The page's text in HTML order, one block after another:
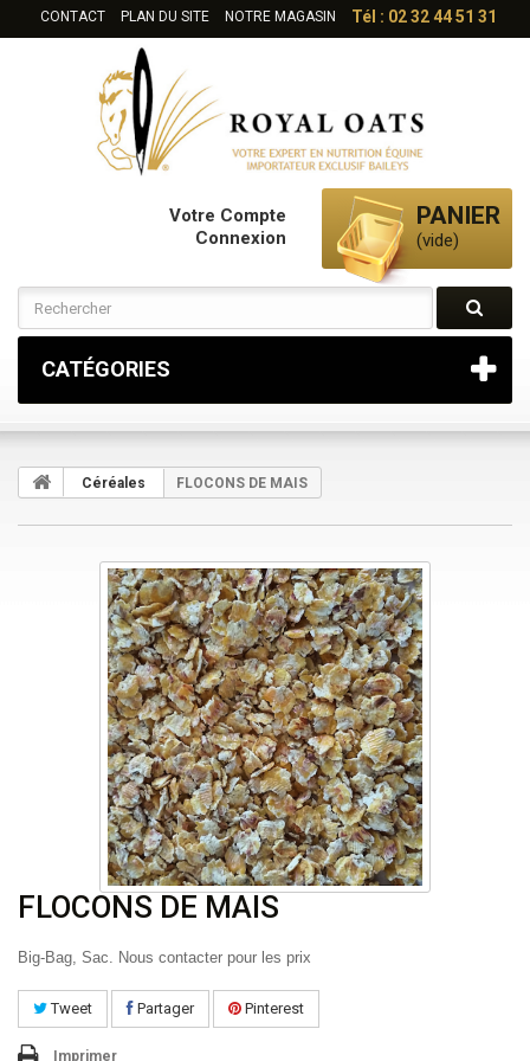
CONTACT PLAN DU SITE NOTRE MAGASIN Tél : 02 32 44 51 31
PANIER
(vide)
Votre Compte
Connexion
CATÉGORIES
Céréales FLOCONS DE MAIS
FLOCONS DE MAIS
Big-Bag, Sac. Nous contacter pour les prix
Tweet Partager Pinterest
Imprimer